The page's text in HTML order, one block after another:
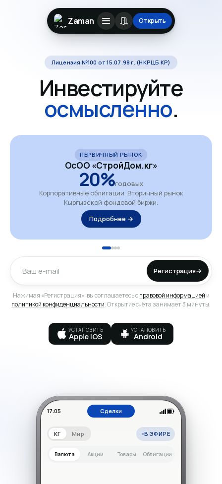
Zaman Открыть
Лицензия №100 от 15.07.98 г. (НКРЦБ КР)
Инвестируйте
осмысленно.
ПЕРВИЧНЫЙ РЫНОК
ОсОО «СтройДом.кг»
20%годовых
Корпоративные облигации. Вторичный рынок
Кыргызской фондовой биржи.
Подробнее →
Регистрация→
Нажимая «Регистрация», вы соглашаетесь справовой информацией и
политикой конфиденциальности. Открытие счёта занимает 3 минуты.
УСТАНОВИТЬ
Apple IOS
УСТАНОВИТЬ
Android
17:05 Сделки
КГ Мир В ЭФИРЕ
Валюта Акции Товары Облигации